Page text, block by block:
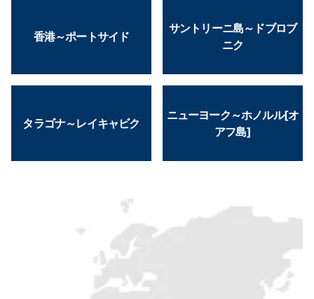
香港～ポートサイド
サントリーニ島～ドブロブ
ニク
タラゴナ～レイキャビク
ニューヨーク～ホノルル[オ
アフ島]